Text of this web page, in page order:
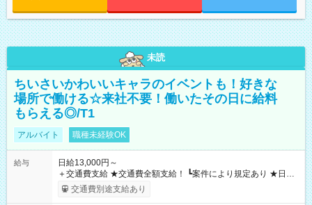
未読
ちいさいかわいいキャラのイベントも！好きな
場所で働ける☆来社不要！働いたその日に給料
もらえる◎/T1
アルバイト 職種未経験OK
給与
日給13,000円～
＋交通費支給 ★交通費全額支給！ ┗案件により規定あり ★日払
いOK！（規定あり） ┗働いたその日に現金GET♪ お仕事後はコ
ンビニATMから 日払い分を引き落とせます！ 【試用期間】試
交通費別途支給あり